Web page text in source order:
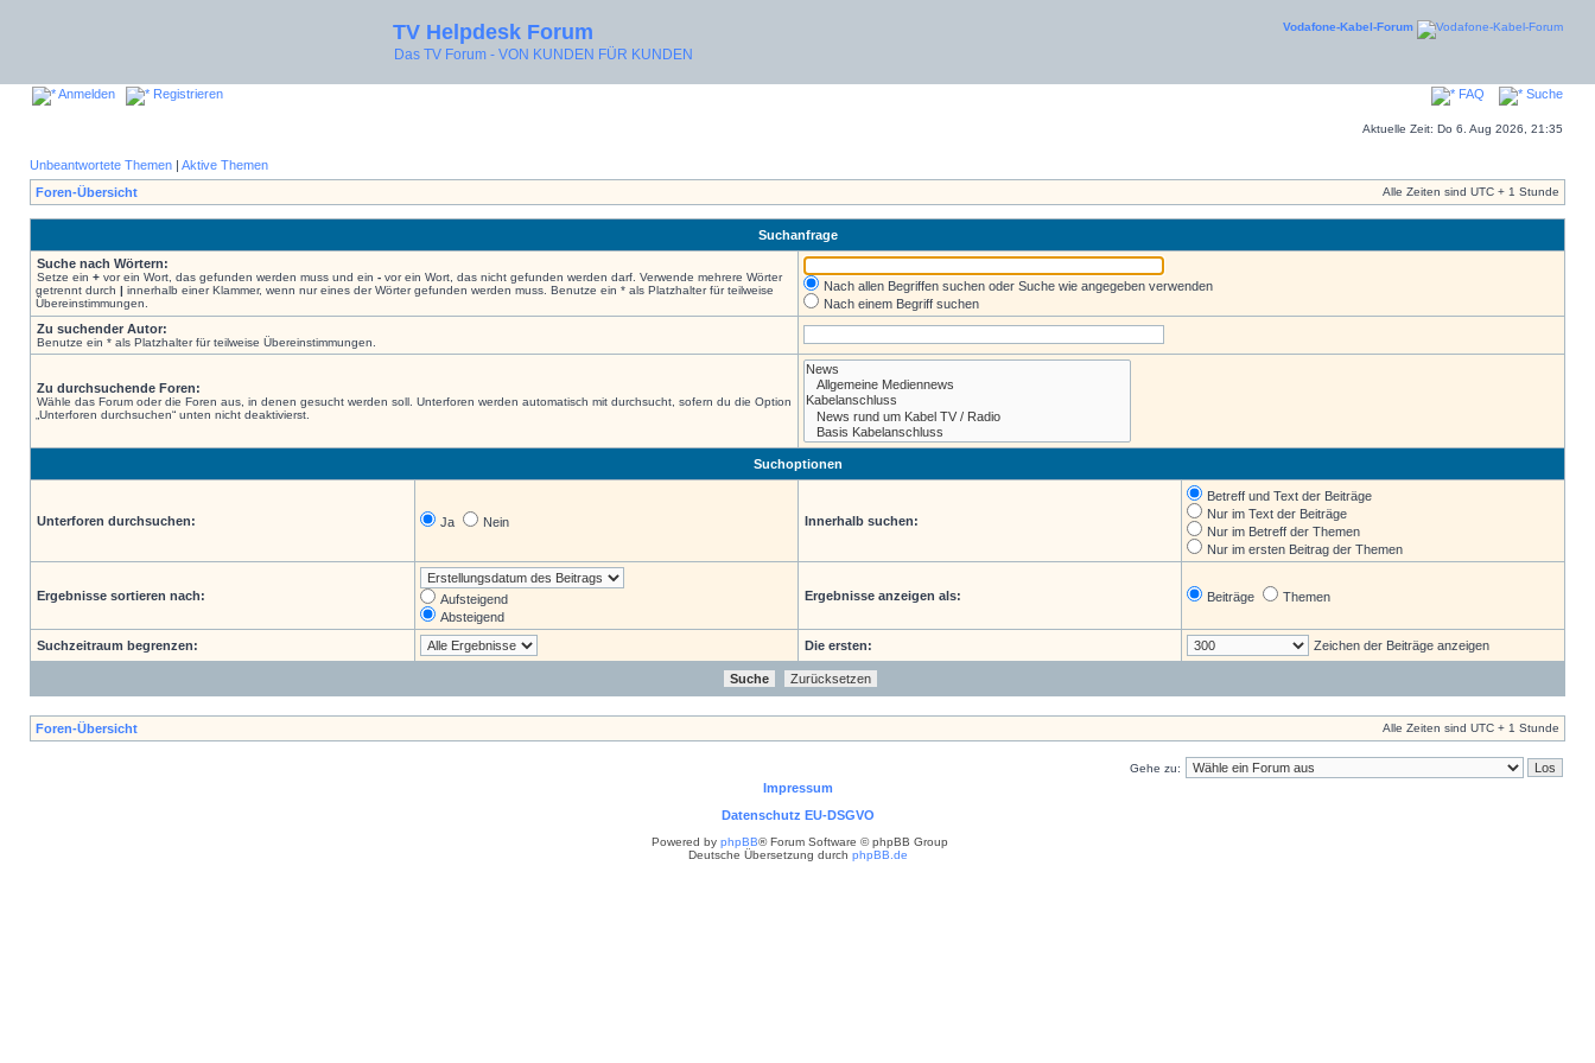
TV Helpdesk Forum
Das TV Forum - VON KUNDEN FÜR KUNDEN
Vodafone-Kabel-Forum
Anmelden Registrieren FAQ Suche
Aktuelle Zeit: Do 6. Aug 2026, 21:35
Unbeantwortete Themen | Aktive Themen
Foren-Übersicht
Alle Zeiten sind UTC + 1 Stunde
Suchanfrage
Suche nach Wörtern:
Setze ein + vor ein Wort, das gefunden werden muss und ein - vor ein Wort, das nicht gefunden werden darf. Verwende mehrere Wörter
getrennt durch | innerhalb einer Klammer, wenn nur eines der Wörter gefunden werden muss. Benutze ein * als Platzhalter für teilweise
Übereinstimmungen.
Nach allen Begriffen suchen oder Suche wie angegeben verwenden
Nach einem Begriff suchen
Zu suchender Autor:
Benutze ein * als Platzhalter für teilweise Übereinstimmungen.
Zu durchsuchende Foren:
Wähle das Forum oder die Foren aus, in denen gesucht werden soll. Unterforen werden automatisch mit durchsucht, sofern du die Option
„Unterforen durchsuchen“ unten nicht deaktivierst.
Suchoptionen
Unterforen durchsuchen: Ja Nein Innerhalb suchen:
Betreff und Text der Beiträge
Nur im Text der Beiträge
Nur im Betreff der Themen
Nur im ersten Beitrag der Themen
Ergebnisse sortieren nach:
Aufsteigend
Absteigend
Ergebnisse anzeigen als: Beiträge Themen
Suchzeitraum begrenzen: Die ersten: Zeichen der Beiträge anzeigen
Foren-Übersicht Alle Zeiten sind UTC + 1 Stunde
Gehe zu:
Impressum
Datenschutz EU-DSGVO
Powered by phpBB® Forum Software © phpBB Group
Deutsche Übersetzung durch phpBB.de